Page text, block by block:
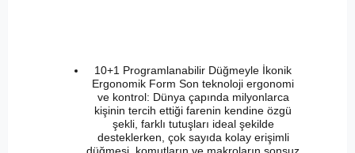
10+1 Programlanabilir Düğmeyle İkonik
Ergonomik Form Son teknoloji ergonomi
ve kontrol: Dünya çapında milyonlarca
kişinin tercih ettiği farenin kendine özgü
şekli, farklı tutuşları ideal şekilde
desteklerken, çok sayıda kolay erişimli